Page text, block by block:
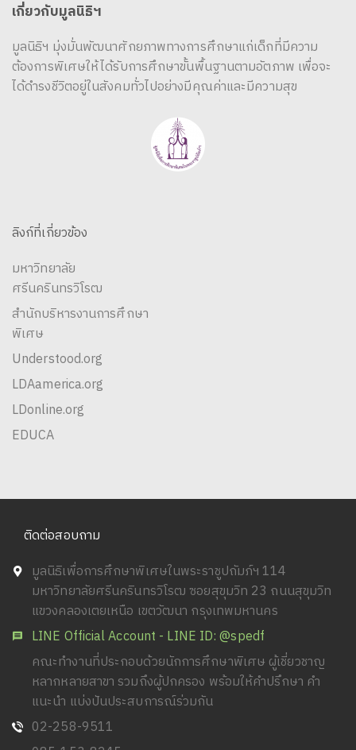
เกี่ยวกับมูลนิธิฯ
มูลนิธิฯ มุ่งมั่นพัฒนาศักยภาพทางการศึกษาแก่เด็กที่มีความ
ต้องการพิเศษให้ได้รับการศึกษาขั้นพื้นฐานตามอัตภาพ เพื่อจะ
ได้ดำรงชีวิตอยู่ในสังคมทั่วไปอย่างมีคุณค่าและมีความสุข
ลิงก์ที่เกี่ยวข้อง
มหาวิทยาลัย
ศรีนครินทรวิโรฒ
สำนักบริหารงานการศึกษา
พิเศษ
Understood.org
LDAamerica.org
LDonline.org
EDUCA
ติดต่อสอบถาม
มูลนิธิเพื่อการศึกษาพิเศษในพระราชูปถัมภ์ฯ 114
มหาวิทยาลัยศรีนครินทรวิโรฒ ซอยสุขุมวิท 23 ถนนสุขุมวิท
แขวงคลองเตยเหนือ เขตวัฒนา กรุงเทพมหานคร
LINE Official Account - LINE ID: @spedf
คณะทำงานที่ประกอบด้วยนักการศึกษาพิเศษ ผู้เชี่ยวชาญ
หลากหลายสาขา รวมถึงผู้ปกครอง พร้อมให้คำปรึกษา คำ
แนะนำ แบ่งปันประสบการณ์ร่วมกัน
02-258-9511